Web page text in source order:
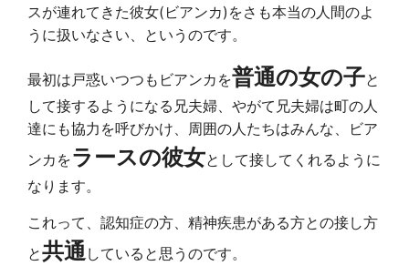
スが連れてきた彼女(ビアンカ)をさも本当の人間のよ
うに扱いなさい、というのです。
最初は戸惑いつつもビアンカを普通の女の子と
して接するようになる兄夫婦、やがて兄夫婦は町の人
達にも協力を呼びかけ、周囲の人たちはみんな、ビア
ンカをラースの彼女として接してくれるように
なります。
これって、認知症の方、精神疾患がある方との接し方
と共通していると思うのです。